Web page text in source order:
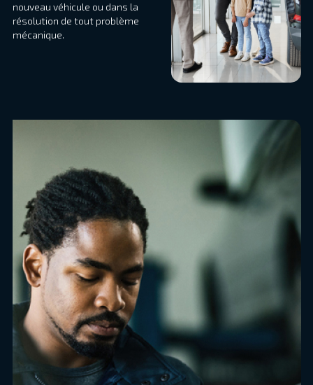
nouveau véhicule ou dans la
résolution de tout problème
mécanique.